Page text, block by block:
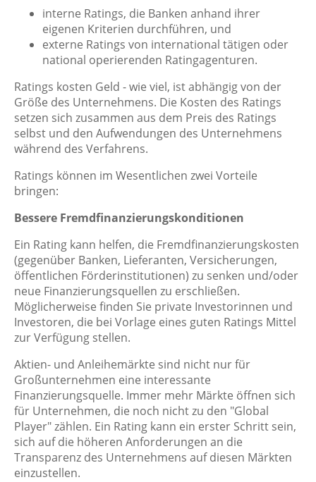
interne Ratings, die Banken anhand ihrer
eigenen Kriterien durchführen, und
externe Ratings von international tätigen oder
national operierenden Ratingagenturen.
Ratings kosten Geld - wie viel, ist abhängig von der
Größe des Unternehmens. Die Kosten des Ratings
setzen sich zusammen aus dem Preis des Ratings
selbst und den Aufwendungen des Unternehmens
während des Verfahrens.
Ratings können im Wesentlichen zwei Vorteile
bringen:
Bessere Fremdfinanzierungskonditionen
Ein Rating kann helfen, die Fremdfinanzierungskosten
(gegenüber Banken, Lieferanten, Versicherungen,
öffentlichen Förderinstitutionen) zu senken und/oder
neue Finanzierungsquellen zu erschließen.
Möglicherweise finden Sie private Investorinnen und
Investoren, die bei Vorlage eines guten Ratings Mittel
zur Verfügung stellen.
Aktien- und Anleihemärkte sind nicht nur für
Großunternehmen eine interessante
Finanzierungsquelle. Immer mehr Märkte öffnen sich
für Unternehmen, die noch nicht zu den "Global
Player" zählen. Ein Rating kann ein erster Schritt sein,
sich auf die höheren Anforderungen an die
Transparenz des Unternehmens auf diesen Märkten
einzustellen.